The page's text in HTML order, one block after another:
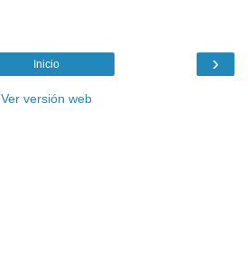
›
Inicio
Ver versión web